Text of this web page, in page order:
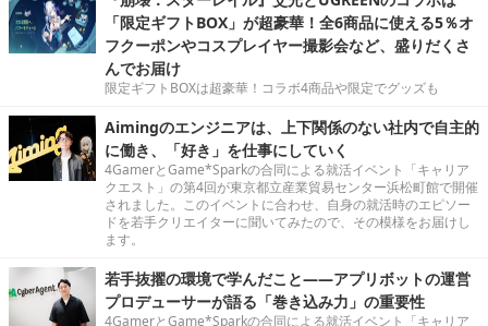
「限定ギフトBOX」が超豪華！全6商品に使える5％オ
フクーポンやコスプレイヤー撮影会など、盛りだくさ
んでお届け
限定ギフトBOXは超豪華！コラボ4商品や限定でグッズも
Aimingのエンジニアは、上下関係のない社内で自主的
に働き、「好き」を仕事にしていく
4GamerとGame*Sparkの合同による就活イベント「キャリア
クエスト」の第4回が東京都立産業貿易センター浜松町館で開催
されました。このイベントに合わせ、自身の就活時のエピソー
ドを若手クリエイターに聞いてみたので、その模様をお届けし
ます。
若手抜擢の環境で学んだこと――アプリボットの運営
プロデューサーが語る「巻き込み力」の重要性
4GamerとGame*Sparkの合同による就活イベント「キャリア